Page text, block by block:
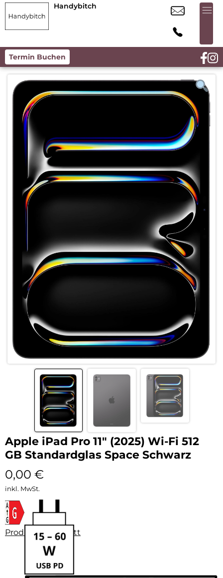
Handybitch
Termin Buchen
Apple iPad Pro 11″ (2025) Wi-Fi 512
GB Standardglas Space Schwarz
0,00 €
inkl. MwSt.
Produktdatenblatt